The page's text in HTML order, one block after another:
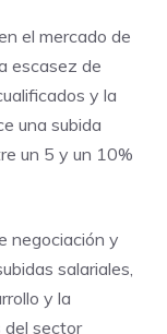
el mercado de
escasez de
y la
una subida
un 5 y un 10%
negociación y
salariales,
y la
del sector